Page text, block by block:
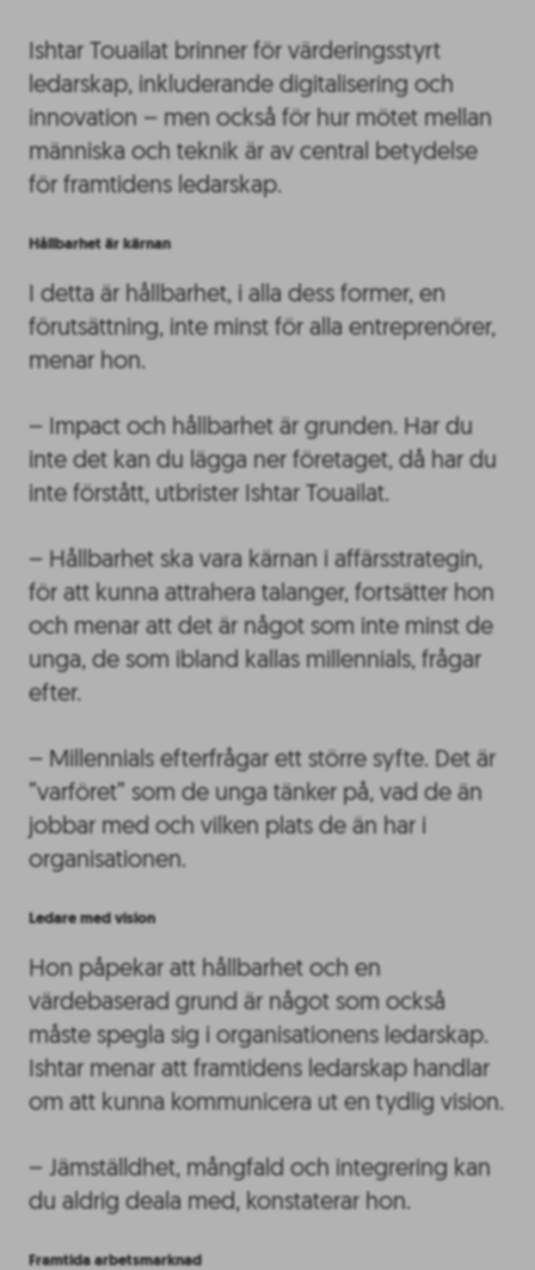
Ishtar Touailat brinner för värderingsstyrt
ledarskap, inkluderande digitalisering och
innovation – men också för hur mötet mellan
människa och teknik är av central betydelse
för framtidens ledarskap.
Hållbarhet är kärnan
I detta är hållbarhet, i alla dess former, en
förutsättning, inte minst för alla entreprenörer,
menar hon.
– Impact och hållbarhet är grunden. Har du
inte det kan du lägga ner företaget, då har du
inte förstått, utbrister Ishtar Touailat.
– Hållbarhet ska vara kärnan i affärsstrategin,
för att kunna attrahera talanger, fortsätter hon
och menar att det är något som inte minst de
unga, de som ibland kallas millennials, frågar
efter.
– Millennials efterfrågar ett större syfte. Det är
”varföret” som de unga tänker på, vad de än
jobbar med och vilken plats de än har i
organisationen.
Ledare med vision
Hon påpekar att hållbarhet och en
värdebaserad grund är något som också
måste spegla sig i organisationens ledarskap.
Ishtar menar att framtidens ledarskap handlar
om att kunna kommunicera ut en tydlig vision.
– Jämställdhet, mångfald och integrering kan
du aldrig deala med, konstaterar hon.
Framtida arbetsmarknad